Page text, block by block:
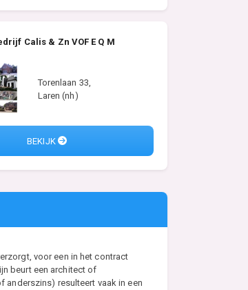
Calis & Zn VOF E Q M
Torenlaan 33,
Laren (nh)
BEKIJK
voor een in het contract
beurt een architect of
anderszins) resulteert vaak in een